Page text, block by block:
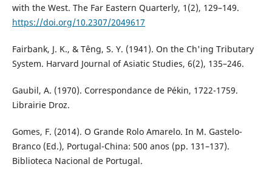
with the West. The Far Eastern Quarterly, 1(2), 129–149.
https://doi.org/10.2307/2049617
Fairbank, J. K., & Têng, S. Y. (1941). On the Ch'ing Tributary
System. Harvard Journal of Asiatic Studies, 6(2), 135–246.
Gaubil, A. (1970). Correspondance de Pékin, 1722-1759.
Librairie Droz.
Gomes, F. (2014). O Grande Rolo Amarelo. In M. Gastelo-
Branco (Ed.), Portugal-China: 500 anos (pp. 131–137).
Biblioteca Nacional de Portugal.